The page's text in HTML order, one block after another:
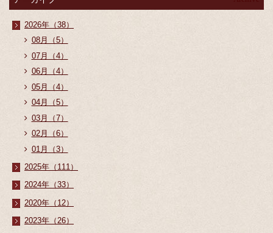
2026年（38）
08月（5）
07月（4）
06月（4）
05月（4）
04月（5）
03月（7）
02月（6）
01月（3）
2025年（111）
2024年（33）
2020年（12）
2023年（26）